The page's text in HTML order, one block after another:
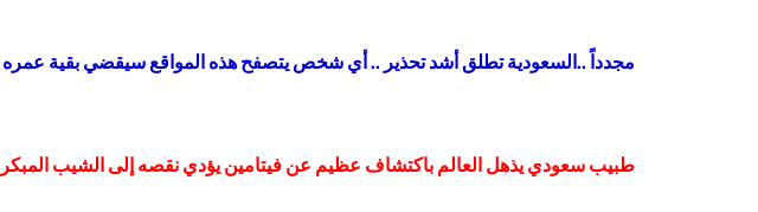
مجدداً ..السعودية تطلق أشد تحذير .. أي شخص يتصفح هذه المواقع سيقضي بقية
طبيب سعودي يذهل العالم باكتشاف عظيم عن فيتامين يؤدي نقصه إلى الشيب